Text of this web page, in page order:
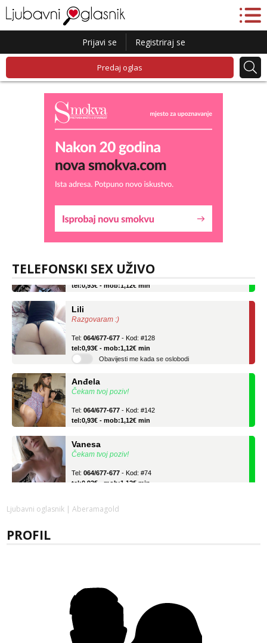
Prijavi se Registriraj se
Predaj oglas
TELEFONSKI SEX UŽIVO
Vanesa
Tel: 064/677-677- Kod: #74
Lili
Razgovaram :)
Anđela
Čekam tvoj poziv!
Vanesa
Čekam tvoj poziv!
Razgovaram :)
064/677-677- Kod: #142
tel:0,93€ - mob:1,12€ min
Ljubavni oglasnik | Aberamagold
PROFIL